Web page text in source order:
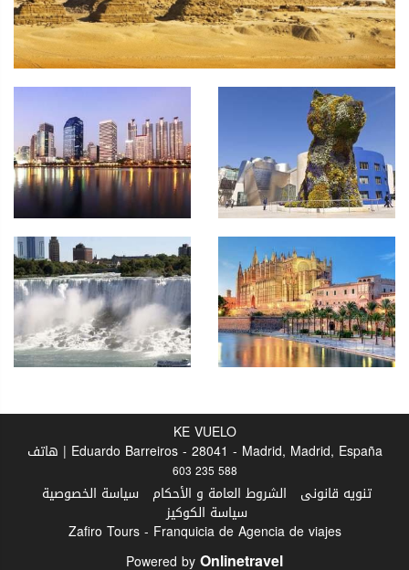
KE VUELO
Eduardo Barreiros - 28041 - Madrid, Madrid, España | هاتف
603 235 588
تنويه قانونى الشروط العامة و الأحكام سياسة الخصوصية
سياسة الكوكيز
Zafiro Tours - Franquicia de Agencia de viajes
Powered byOnlinetravel